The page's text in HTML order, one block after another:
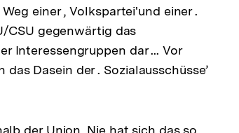
einer , Volkspartei'und einer .
CSU gegenwärtig das
Interessengruppen dar ... Vor
Dasein der . Sozialausschüsse’